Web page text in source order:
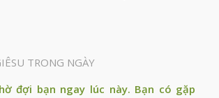
TRONG NGÀY
đợi bạn ngay lúc này. Bạn có gặp